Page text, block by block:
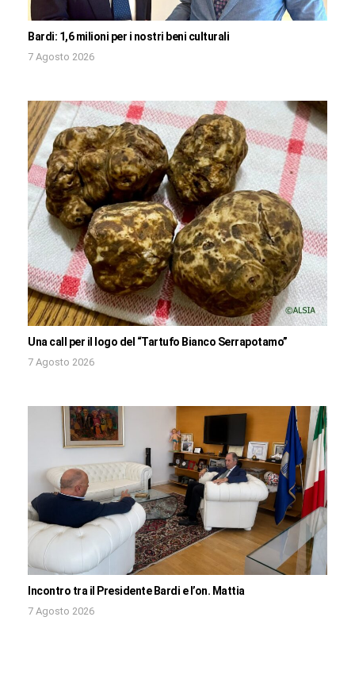
Bardi: 1,6 milioni per i nostri beni culturali
7 Agosto 2026
Una call per il logo del “Tartufo Bianco Serrapotamo”
7 Agosto 2026
Incontro tra il Presidente Bardi e l’on. Mattia
7 Agosto 2026